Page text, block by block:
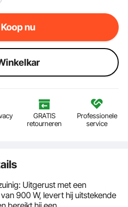
Koop nu
GRATIS
retourneren
Professionele
service
Uitgerust met een
900 W, levert hij uitstekende